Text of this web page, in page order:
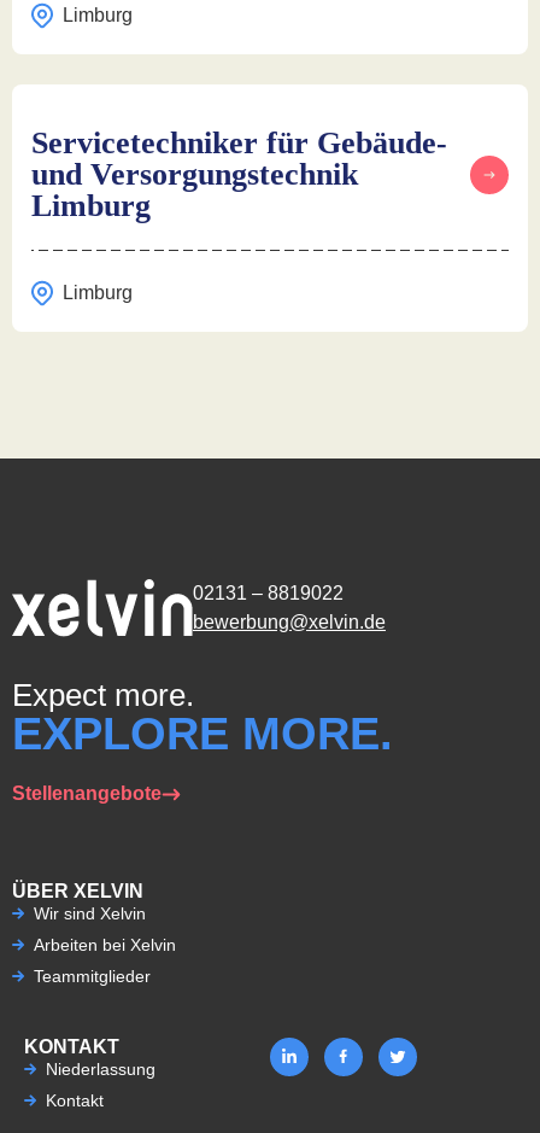
Limburg
Servicetechniker für Gebäude-
und Versorgungstechnik
Limburg
Limburg
02131 – 8819022
bewerbung@xelvin.de
Expect more.
EXPLORE MORE.
Stellenangebote
ÜBER XELVIN
Wir sind Xelvin
Arbeiten bei Xelvin
Teammitglieder
KONTAKT
Niederlassung
Kontakt